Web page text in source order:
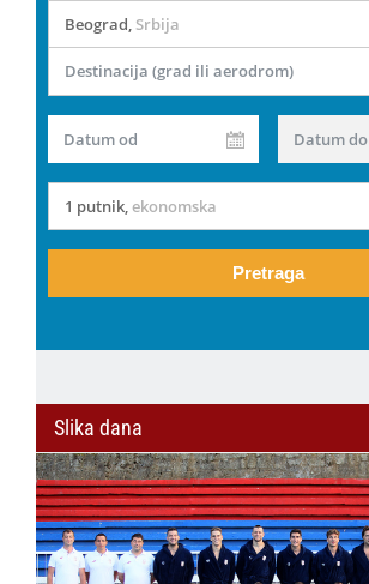
Beograd, Srbija
Destinacija (grad ili aerodrom)
Datum od Datum do
1 putnik,ekonomska
Pretraga
Slika dana